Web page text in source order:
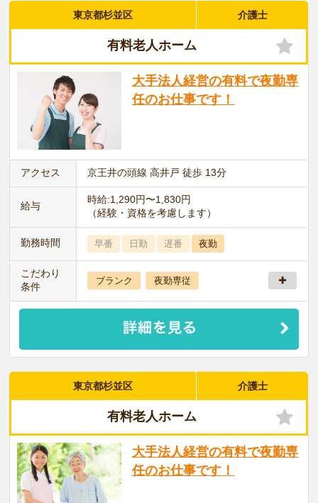
東京都杉並区 介護士
有料老人ホーム
大手法人経営の有料で夜勤専
任のお仕事です！
アクセス 京王井の頭線 高井戸 徒歩 13分
給与
時給:1,290円〜1,830円
（経験・資格を考慮します）
勤務時間 早番 日勤 遅番 夜勤
こだわり
条件
ブランク 夜勤専従
東京都杉並区 介護士
有料老人ホーム
大手法人経営の有料で夜勤専
任のお仕事です！